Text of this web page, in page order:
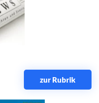
zur Rubrik